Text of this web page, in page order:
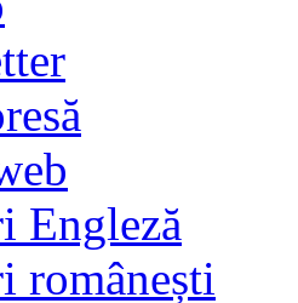
Engleză
românești